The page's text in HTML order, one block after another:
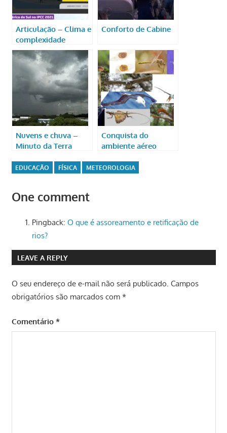
Articulação – Clima e
complexidade
Conforto de Cabine
Nuvens e chuva –
Minuto da Terra
Conquista do
ambiente aéreo
EDUCAÇÃO FÍSICA METEOROLOGIA
One comment
Pingback: O que é assoreamento e retificação de
rios?
LEAVE A REPLY
O seu endereço de e-mail não será publicado. Campos
obrigatórios são marcados com *
Comentário *